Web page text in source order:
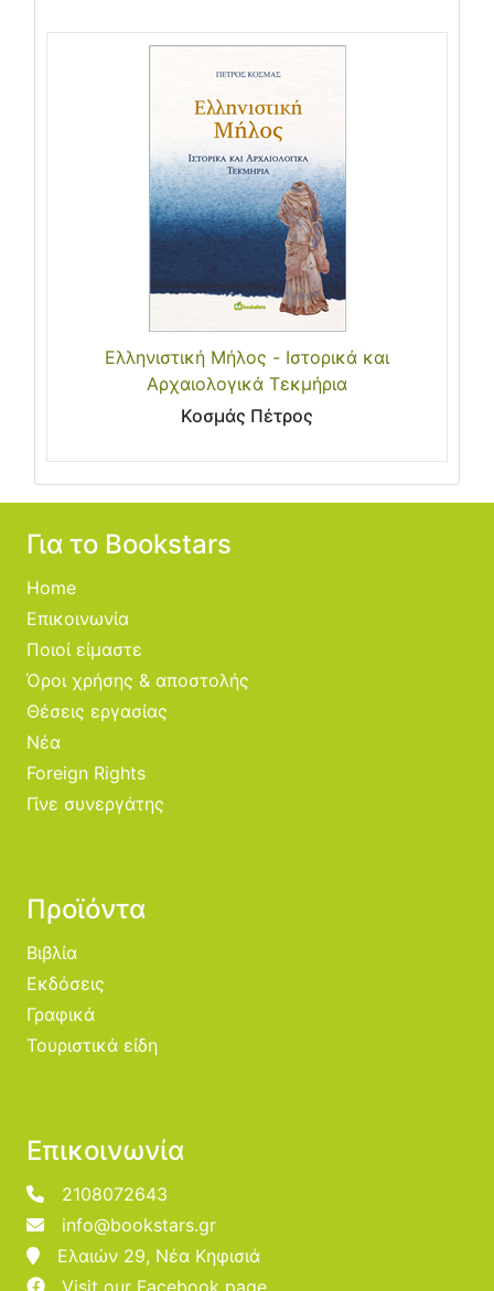
Ελληνιστική Μήλος - Ιστορικά και
Aρχαιολογικά Tεκμήρια
Κοσμάς Πέτρος
Για το Bookstars
Home
Επικοινωνία
Ποιοί είμαστε
Όροι χρήσης & αποστολής
Θέσεις εργασίας
Νέα
Foreign Rights
Γίνε συνεργάτης
Προϊόντα
Βιβλία
Εκδόσεις
Γραφικά
Τουριστικά είδη
Επικοινωνία
2108072643
info@bookstars.gr
Ελαιών 29, Νέα Κηφισιά